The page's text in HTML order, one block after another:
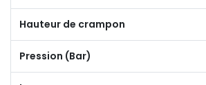
Hauteur de crampon
Pression (Bar)